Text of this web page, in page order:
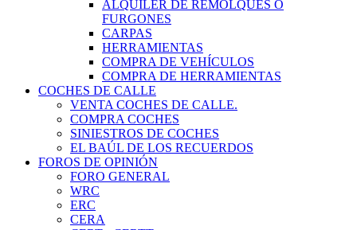
ALQUILER DE REMOLQUES O
FURGONES
CARPAS
HERRAMIENTAS
COMPRA DE VEHÍCULOS
COMPRA DE HERRAMIENTAS
COCHES DE CALLE
VENTA COCHES DE CALLE.
COMPRA COCHES
SINIESTROS DE COCHES
EL BAÚL DE LOS RECUERDOS
FOROS DE OPINIÓN
FORO GENERAL
WRC
ERC
CERA